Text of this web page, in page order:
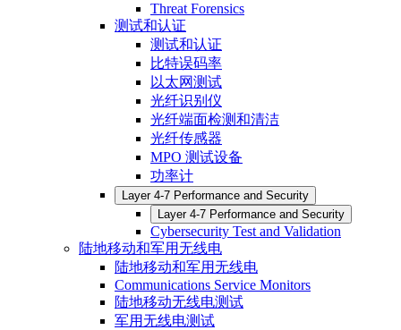
Threat Forensics
测试和认证
测试和认证
比特误码率
以太网测试
光纤识别仪
光纤端面检测和清洁
光纤传感器
MPO 测试设备
功率计
Layer 4-7 Performance and Security
Layer 4-7 Performance and Security
Cybersecurity Test and Validation
陆地移动和军用无线电
陆地移动和军用无线电
Communications Service Monitors
陆地移动无线电测试
军用无线电测试